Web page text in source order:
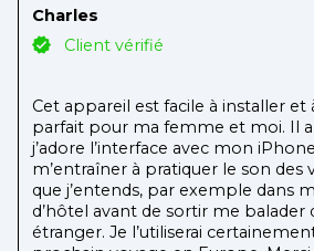
Charles
Client vérifié
Cet appareil est facile à installer et
parfait pour ma femme et moi. Il
j’adore l’interface avec mon
m’entraîner à pratiquer le son des
que j’entends, par exemple dans
d’hôtel avant de sortir me balader
étranger. Je l’utiliserai